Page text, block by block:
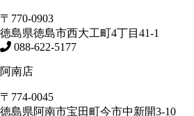
〒770-0903
徳島県徳島市西大工町4丁目41-1
088-622-5177
阿南店
〒774-0045
徳島県阿南市宝田町今市中新開3-10